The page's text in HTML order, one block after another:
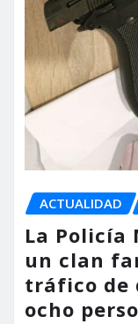
ACTUALIDAD
La Policía
un clan
tráfico de
ocho